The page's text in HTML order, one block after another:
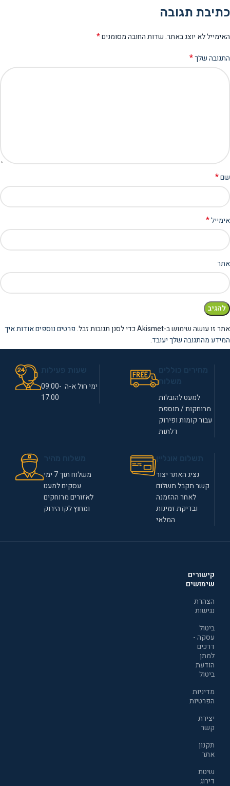
כתיבת תגובה
האימייל לא יוצג באתר.שדות החובה מסומנים*
התגובה שלך*
שם*
אימייל*
אתר
אתר זו עושה שימוש ב-Akismet כדי לסנן תגובות זבל.
פרטים נוספים אודות איך
המידע מהתגובה שלך יעובד.
למעט להובלות
מרוחקות / תוספת
עבור קומות ופירוק
דלתות
ימי חול א-ה 09:00-
17:00
נציג האתר יצור
קשר תקבל תשלום
לאחר ההזמנה
ובדיקת זמינות
המלאי
משלוח תוך 7 ימי
עסקים למעט
לאזורים מרוחקים
ומחוץ לקו הירוק
קישורים
שימושים
הצהרת
נגישות
ביטול
עסקה -
דרכים
למתן
הודעת
ביטול
מדיניות
הפרטיות
יצירת
קשר
תקנון
אתר
שיטת
דירוג